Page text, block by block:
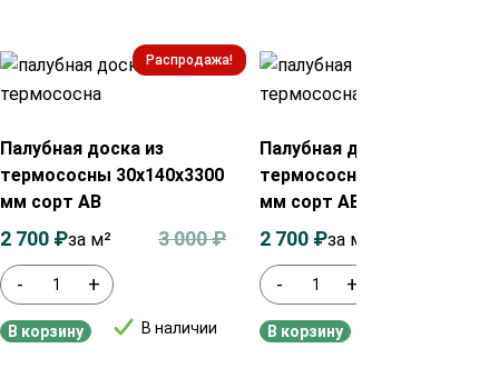
Распродажа!
Палубная доска из
термососны 30х140х3300
мм сорт АВ
- +
В наличии
3 000₽
2 700 ₽за м²
В корзину
Палубная доска из
термососны 30х140х3000
мм сорт АВ
- +
2 700 ₽за м²
В корзину